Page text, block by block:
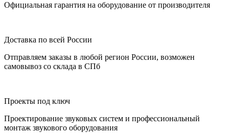
Официальная гарантия на оборудование от производителя
Доставка по всей России
Отправляем заказы в любой регион России, возможен
самовывоз со склада в СПб
Проекты под ключ
Проектирование звуковых систем и профессиональный
монтаж звукового оборудования